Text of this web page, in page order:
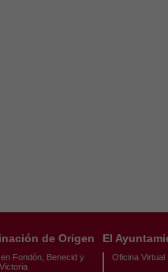
de Origen
Fondón, Benecid y
El
Oficina Virtual